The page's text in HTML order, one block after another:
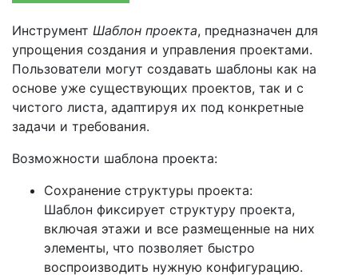
Инструмент Шаблон проекта, предназначен для
упрощения создания и управления проектами.
Пользователи могут создавать шаблоны как на
основе уже существующих проектов, так и с
чистого листа, адаптируя их под конкретные
задачи и требования.
Возможности шаблона проекта:
Сохранение структуры проекта:
Шаблон фиксирует структуру проекта,
включая этажи и все размещенные на них
элементы, что позволяет быстро
воспроизводить нужную конфигурацию.